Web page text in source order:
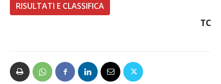
RISULTATI E CLASSIFICA
TC